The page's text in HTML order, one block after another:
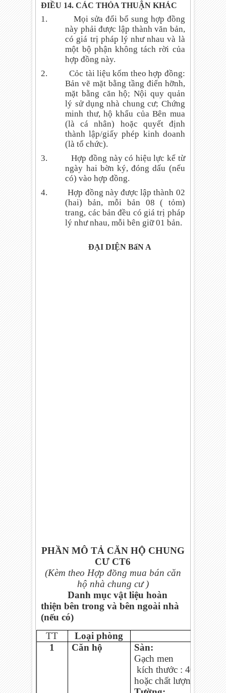
ĐIỀU 14. CÁC THỎA THUẬN KHÁC
1.
Mọi sửa đổi bổ sung hợp đồng
này phải được lập thành văn bản,
có giá trị pháp lý như nhau và là
một bộ phận không tách rời của
hợp đồng này.
2.
Cỏc tài liệu kốm theo hợp đồng:
Bản vẽ mặt bằng tầng điển hỡnh,
mặt bằng căn hộ; Nội quy quản
lý sử dụng nhà chung cư; Chứng
minh thư, hộ khẩu của Bên mua
(là cá nhân) hoặc quyết định
thành lập/giấy phép kinh doanh
(là tổ chức).
3.
Hợp đồng này có hiệu lực kể từ
ngày hai bờn ký, đóng dấu (nếu
có) vào hợp đồng.
4.
Hợp đồng này được lập thành 02
(hai) bản, mỗi bản 08 ( tỏm)
trang, các bản đều có giá trị pháp
lý như nhau, mỗi bên giữ 01 bản.
ĐẠI DIỆN BấN A
PHẦN MÔ TẢ CĂN HỘ CHUNG
CƯ CT6
(Kèm theo Hợp đồng mua bán căn
hộ nhà chung cư )
Danh mục vật liệu hoàn
thiện bên trong và bên ngoài nhà
(nếu có)
TT
Loại phòng
1
Căn hộ
Sàn:
Gạch men
Loại:
kích thước : 400x400;
hoặc chất lượng tương